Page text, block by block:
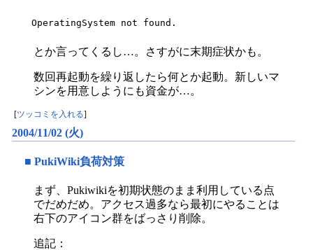
OperatingSystem not found.
とか言ってくるし…。さすがに末期症状かも。
数回再起動を繰り返したら何とか起動。新しいマ
シンを用意しようにも資金が…。
ツッコミを入れる
2004/11/02 (火)
■ PukiWiki負荷対策
まず、Pukiwikiを初期状態のまま利用している点
でだめだめ。アクセス過多なら最初にやることは
右下のアイコン群をばっさり削除。
追記：